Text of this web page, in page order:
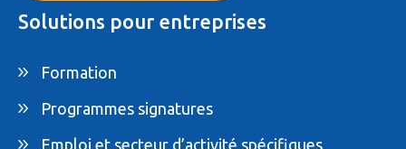
Solutions pour entreprises
Formation
Programmes signatures
Emploi et secteur d’activité spécifiques